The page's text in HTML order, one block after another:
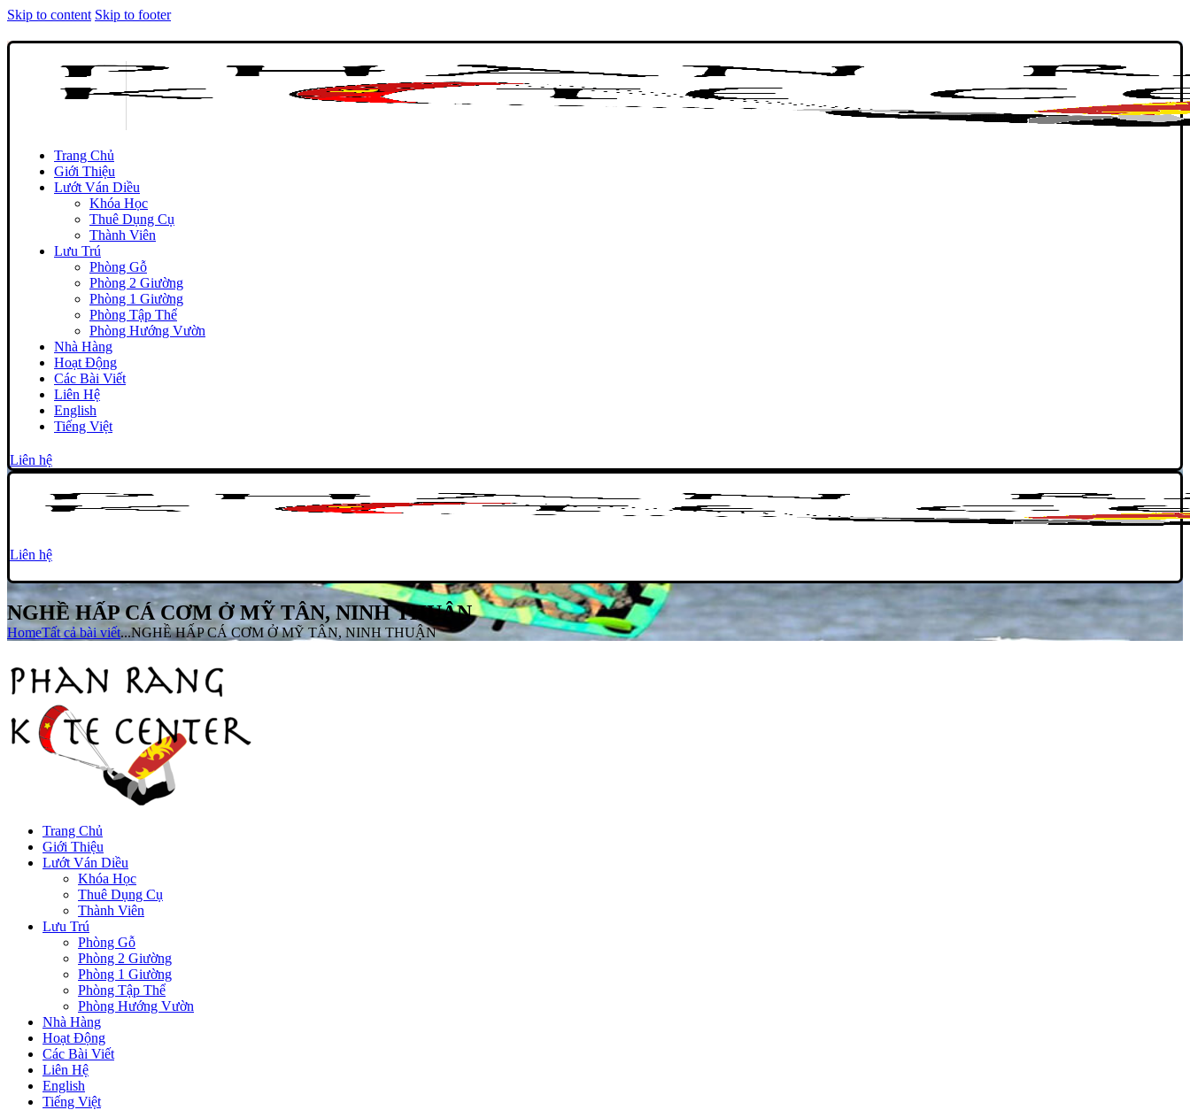
Skip to content Skip to footer
Trang Chủ
Giới Thiệu
Lướt Ván Diều
Khóa Học
Thuê Dụng Cụ
Thành Viên
Lưu Trú
Phòng Gỗ
Phòng 2 Giường
Phòng 1 Giường
Phòng Tập Thể
Phòng Hướng Vườn
Nhà Hàng
Hoạt Động
Các Bài Viết
Liên Hệ
English
Tiếng Việt
Liên hệ
Liên hệ
NGHỀ HẤP CÁ CƠM Ở MỸ TÂN, NINH THUẬN
HomeTất cả bài viết...NGHỀ HẤP CÁ CƠM Ở MỸ TÂN, NINH THUẬN
Trang Chủ
Giới Thiệu
Lướt Ván Diều
Khóa Học
Thuê Dụng Cụ
Thành Viên
Lưu Trú
Phòng Gỗ
Phòng 2 Giường
Phòng 1 Giường
Phòng Tập Thể
Phòng Hướng Vườn
Nhà Hàng
Hoạt Động
Các Bài Viết
Liên Hệ
English
Tiếng Việt